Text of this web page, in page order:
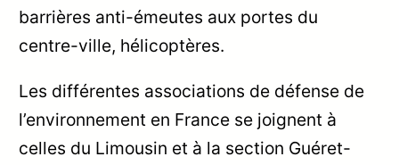
barrières anti-émeutes aux portes du
centre-ville, hélicoptères.
Les différentes associations de défense de
l’environnement en France se joignent à
celles du Limousin et à la section Guéret-